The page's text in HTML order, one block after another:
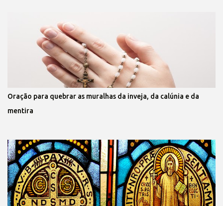
Oração para quebrar as muralhas da inveja, da calúnia e da
mentira